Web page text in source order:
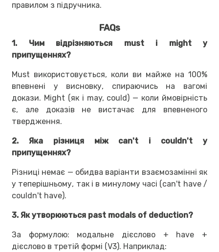
правилом з підручника.
FAQs
1. Чим відрізняються must і might у
припущеннях?
Must використовується, коли ви майже на 100%
впевнені у висновку, спираючись на вагомі
докази. Might (як і may, could) — коли ймовірність
є, але доказів не вистачає для впевненого
твердження.
2. Яка різниця між can't і couldn't у
припущеннях?
Різниці немає — обидва варіанти взаємозамінні як
у теперішньому, так і в минулому часі (can't have /
couldn't have).
3. Як утворюються past modals of deduction?
За формулою: модальне дієслово + have +
дієслово в третій формі (V3). Наприклад: